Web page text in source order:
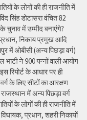
के लोगों की ही राजनीति में
सिंह डोटासरा वंचित 82
चुनाव में उम्मीद बनाएंगे?
निकाय प्रमुख आदि
में ओबीसी (अन्य पिछड़ा वर्ग)
भाटी ने 900 पन्नों वाली आयोग
रिपोर्ट के आधार पर ही
के लिए सीटों का आरक्षण
में अन्य पिछड़ा वर्ग
के लोगों की ही राजनीति में
प्रधान, शहरी निकायों